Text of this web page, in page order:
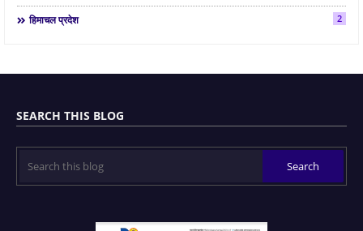
हिमाचल प्रदेश 2
SEARCH THIS BLOG